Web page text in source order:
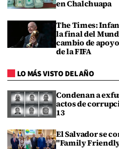
en Chalchuapa
The Times:
la final del
cambio de
de la FIFA
LO MÁS VISTO DEL AÑO
Condenan a
actos de
13
El Salvador se
"Family